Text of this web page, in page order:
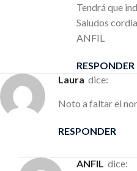
Tendrá que
Saludos
ANFIL
RESPONDER
Laura dice:
Noto a faltar el
RESPONDER
ANFIL dice: